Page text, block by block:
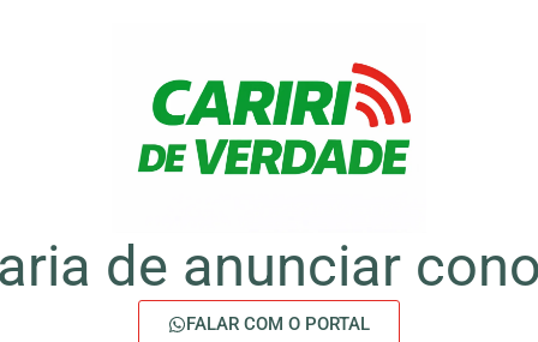
de anunciar
FALAR COM O PORTAL